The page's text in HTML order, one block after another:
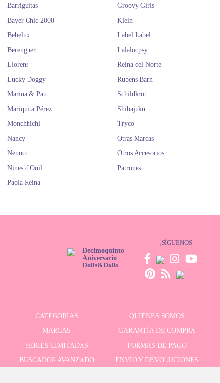
Barriguitas
Bayer Chic 2000
Bebelux
Berenguer
Groovy Girls
Klein
Label Label
Lalaloopsy
Llorens
Lucky Doggy
Marina & Pau
Mariquita Pérez
Monchhichi
Nancy
Nenuco
Nines d'Onil
Paola Reina
Reina del Norte
Rubens Barn
Schildkröt
Shibajuku
Tryco
Otras Marcas
Otros Accesorios
Patrones
Decimoquinto
Aniversario
Dolls&Dolls
¡SÍGUENOS!
CATEGORÍAS
QUIÉNES SOMOS
MARCAS
GARANTÍA DE COMPRA
SERIES LIMITADAS
FORMAS DE PAGO
BUSCADOR AVANZADO
ENVÍO Y DEVOLUCIONES